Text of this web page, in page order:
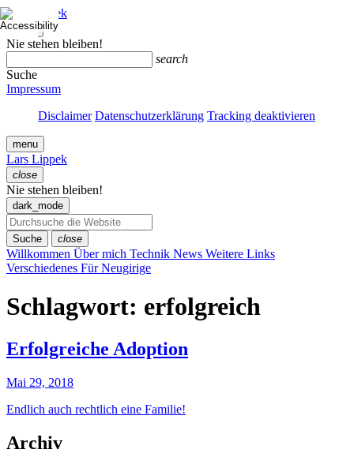
Zum
Inhalt
springen
Lars Lippek
close
Menü
schließen
Nie stehen bleiben!
search
Suche
Impressum
Disclaimer Datenschutzerklärung Tracking deaktivieren
menu
Lars Lippek
close
Menü
schließen
Nie stehen bleiben!
dark_mode
Suche close
Willkommen Über mich Technik News Weitere Links
Verschiedenes Für Neugirige
Schlagwort: erfolgreich
Erfolgreiche Adoption
Mai 29, 2018
Endlich auch rechtlich eine Familie!
Archiv